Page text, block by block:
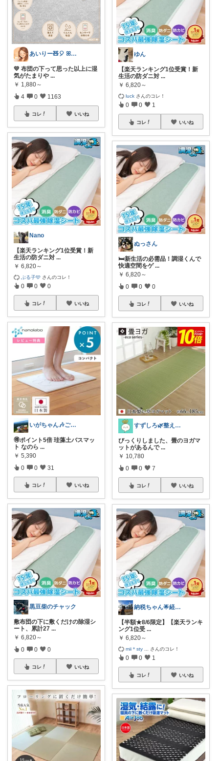
あいりー🧸🎈 ꕤ毎日を快適にꕤ
💛 布団の下って思った以上に湿
気がたまりや ...
￥ 1,880～
4 0 1163
コレ いいね
Nano
【楽天ランキング1位受賞！新
生活の防ダニ対 ...
￥ 6,820～
ぶる子🩵 さんのコレ！
0 0 0
コレ いいね
いがちゃん🎶ご購入感謝です🎶
🉐ポイント5倍 珪藻土バスマッ
ト なのら ...
￥ 5,390
0 0 31
コレ いいね
黒豆柴のチャック
敷布団の下に敷くだけの除湿シ
ート、累計27 ...
￥ 6,820～
0 0 0
コレ いいね
ゆん
【楽天ランキング1位受賞！新
生活の防ダニ対 ...
￥ 6,820～
luck さんのコレ！
0 0 1
コレ いいね
ぬっさん
🛏️新生活の必需品！調湿くんで
快適空間をゲ ...
￥ 6,820～
0 0 0
コレ いいね
すずしろ🌿整えながら、ゆるく暮らす
びっくりしました、畳のヨガマ
ットがあるんで ...
￥ 10,780
0 0 7
コレ いいね
納税ちゃん🌟経由購入★
【半額★8/6限定】【楽天ランキ
ング1位受 ...
￥ 6,820～
mii＊sty さんのコレ！
0 0 1
コレ いいね